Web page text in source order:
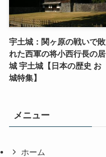
宇土城：関ヶ原の戦いで敗
れた西軍の将小西行長の居
城 宇土城【日本の歴史 お
城特集】
メニュー
ホーム